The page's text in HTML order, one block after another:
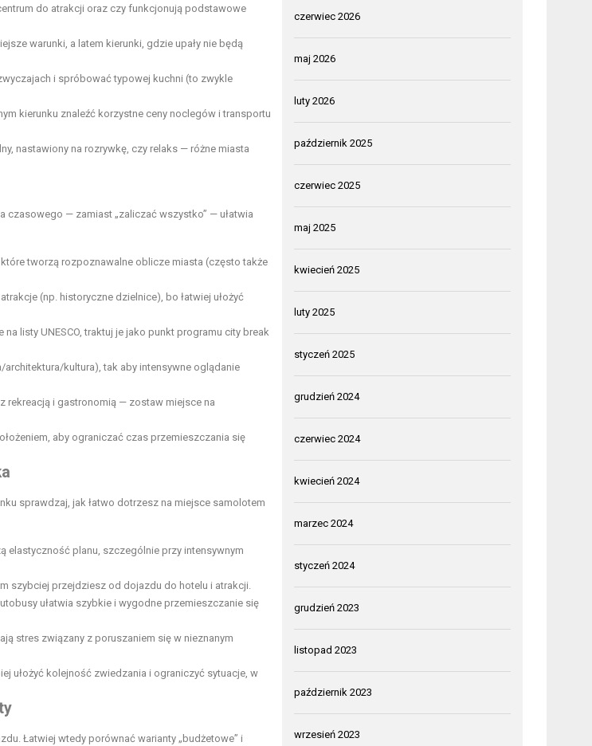
do atrakcji oraz czy funkcjonują podstawowe
warunki, a latem kierunki, gdzie upały nie będą
i spróbować typowej kuchni (to zwykle
kierunku znaleźć korzystne ceny noclegów i transportu
nastawiony na rozrywkę, czy relaks — różne miasta
czasowego — zamiast „zaliczać wszystko” — ułatwia
tworzą rozpoznawalne oblicze miasta (często także
(np. historyczne dzielnice), bo łatwiej ułożyć
listy UNESCO, traktuj je jako punkt programu city break
kultura), tak aby intensywne oglądanie
rekreacją i gastronomią — zostaw miejsce na
aby ograniczać czas przemieszczania się
sprawdzaj, jak łatwo dotrzesz na miejsce samolotem
elastyczność planu, szczególnie przy intensywnym
szybciej przejdziesz od dojazdu do hotelu i atrakcji.
ułatwia szybkie i wygodne przemieszczanie się
stres związany z poruszaniem się w nieznanym
ułożyć kolejność zwiedzania i ograniczyć sytuacje, w
Łatwiej wtedy porównać warianty „budżetowe” i
czerwiec 2026
maj 2026
luty 2026
październik 2025
czerwiec 2025
maj 2025
kwiecień 2025
luty 2025
styczeń 2025
grudzień 2024
czerwiec 2024
kwiecień 2024
marzec 2024
styczeń 2024
grudzień 2023
listopad 2023
październik 2023
wrzesień 2023